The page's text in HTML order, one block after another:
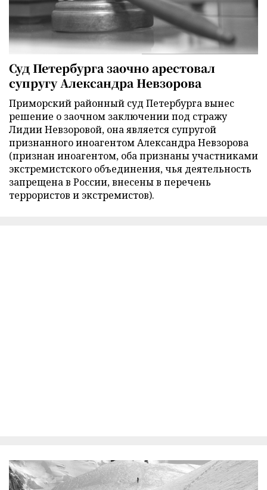
Суд Петербурга заочно арестовал
супругу Александра Невзорова
Приморский районный суд Петербурга вынес
решение о заочном заключении под стражу
Лидии Невзоровой, она является супругой
признанного иноагентом Александра Невзорова
(признан иноагентом, оба признаны участниками
экстремистского объединения, чья деятельность
запрещена в России, внесены в перечень
террористов и экстремистов).